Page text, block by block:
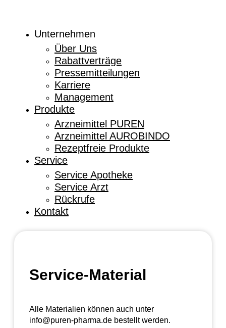
Unternehmen
Über Uns
Rabattverträge
Pressemitteilungen
Karriere
Management
Produkte
Arzneimittel PUREN
Arzneimittel AUROBINDO
Rezeptfreie Produkte
Service
Service Apotheke
Service Arzt
Rückrufe
Kontakt
Service-Material
Alle Materialien können auch unter
info@puren-pharma.de bestellt werden.